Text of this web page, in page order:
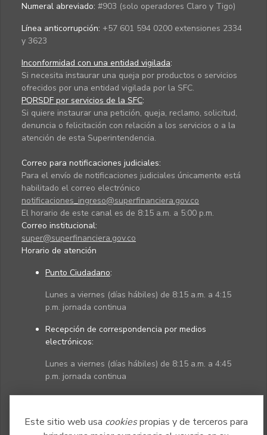
Este sitio web usa cookiespropias y de terceros para
Numeral abreviado: #903 (solo operadores Claro y Tigo)
Línea anticorrupción: +57 601 594 0200 extensiones 2334
y 3623
Inconformidad con una entidad vigilada:
Si necesita instaurar una queja por productos o servicios
ofrecidos por una entidad vigilada por la SFC.
PQRSDF por servicios de la SFC:
Si quiere instaurar una petición, queja, reclamo, solicitud,
denuncia o felicitación con relación a los servicios o a la
atención de esta Superintendencia.
Correo para notificaciones judiciales:
Para el envío de notificaciones judiciales únicamente está
habilitado el correo electrónico
notificaciones_ingreso@superfinanciera.gov.co
El horario de este canal es de 8:15 a.m. a 5:00 p.m.
Correo institucional:
super@superfinanciera.gov.co
Horario de atención
Punto Ciudadano:
Lunes a viernes (días hábiles) de 8:15 a.m. a 4:15
p.m. jornada continua
Recepción de correspondencia por medios
electrónicos:
Lunes a viernes (días hábiles) de 8:15 a.m. a 4:45
p.m. jornada continua